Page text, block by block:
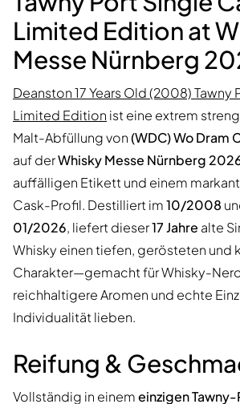
Limited Edition at
Messe Nürnberg
Deanston 17 Years Old (2008) Tawny
Limited Edition ist eine extrem
Malt-Abfüllung von(WDC) Wo Dram
auf derWhisky Messe Nürnberg
auffälligen Etikett und einem
Cask-Profil. Destilliert im10/2008
01/2026, liefert dieser17 Jahre alte
Whisky einen tiefen, gerösteten und
Charakter—gemacht für Whisky-
reichhaltigere Aromen und echte
Individualität lieben.
Reifung &
Vollständig in einemeinzigen